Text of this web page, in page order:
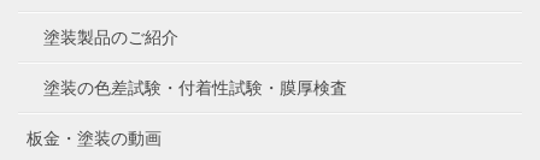
塗装製品のご紹介
塗装の色差試験・付着性試験・膜厚検査
板金・塗装の動画